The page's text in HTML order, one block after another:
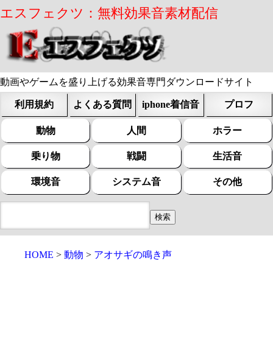
エスフェクツ：無料効果音素材配信
動画やゲームを盛り上げる効果音専門ダウンロードサイト
利用規約 よくある質問 iphone着信音 プロフ
動物 人間 ホラー
乗り物 戦闘 生活音
環境音 システム音 その他
HOME 動物 アオサギの鳴き声